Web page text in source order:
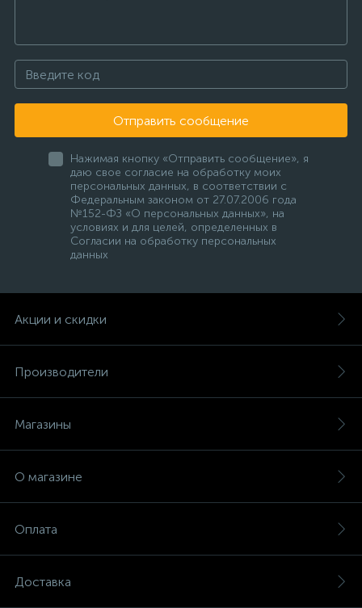
Отправить сообщение
Нажимая кнопку «Отправить сообщение», я
даю свое согласие на обработку моих
персональных данных, в соответствии с
Федеральным законом от 27.07.2006 года
№152-ФЗ «О персональных данных», на
условиях и для целей, определенных в
Согласии на обработку персональных
данных
Акции и скидки
Производители
Магазины
О магазине
Оплата
Доставка